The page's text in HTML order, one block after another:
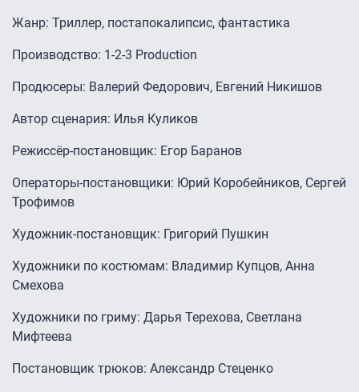
Жанр: Триллер, постапокалипсис, фантастика
Производство: 1-2-3 Production
Продюсеры: Валерий Федорович, Евгений Никишов
Автор сценария: Илья Куликов
Режиссёр-постановщик: Егор Баранов
Операторы-постановщики: Юрий Коробейников, Сергей
Трофимов
Художник-постановщик: Григорий Пушкин
Художники по костюмам: Владимир Купцов, Анна
Смехова
Художники по гриму: Дарья Терехова, Светлана
Мифтеева
Постановщик трюков: Александр Стеценко